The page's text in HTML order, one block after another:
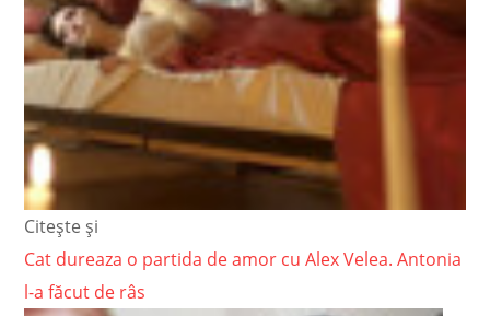
Citește și
Cat dureaza o partida de amor cu Alex Velea. Antonia
l-a făcut de râs